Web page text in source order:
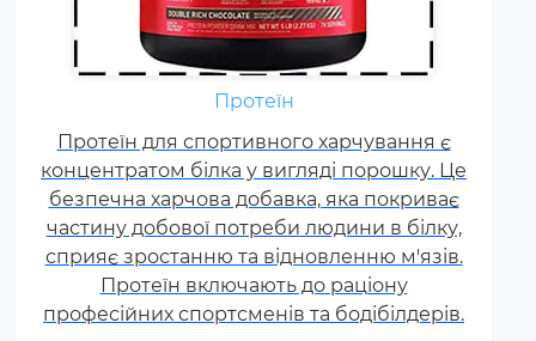
Протеїн
Протеїн для спортивного харчування є
концентратом білка у вигляді порошку. Це
безпечна харчова добавка, яка покриває
частину добової потреби людини в білку,
сприяє зростанню та відновленню м'язів.
Протеїн включають до раціону
професійних спортсменів та бодібілдерів.
Амінокислоти - це незамінні
органічні сполуки, які зазвичай
надходять в організм із
Незбалансоване харчування,
підвищені спортивні
навантаження та стрес
призводять до дефіциту
амінокислот. Щоб заповнити
його можна приймати
спеціальні добавки.